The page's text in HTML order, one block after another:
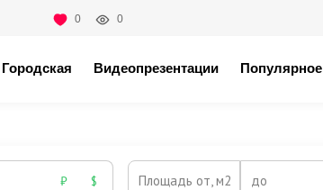
0 0
Городская Видеопрезентации Популярное
₽ $ Площадь от, м2 до